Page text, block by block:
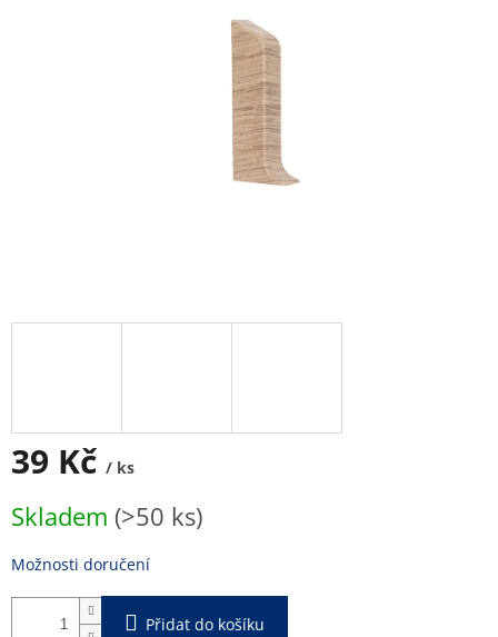
39 Kč / ks
cena:
Skladem (>50 ks)
Možnosti doručení
Přidat do košíku